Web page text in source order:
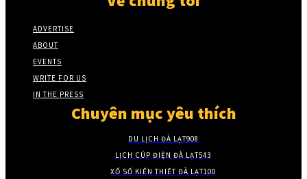
ADVERTISE
ABOUT
EVENTS
WRITE FOR US
IN THE PRESS
Chuyên mục yêu thích
DU LỊCH ĐÀ LẠT908
LỊCH CÚP ĐIỆN ĐÀ LẠT543
XỔ SỐ KIẾN THIẾT ĐÀ LẠT100